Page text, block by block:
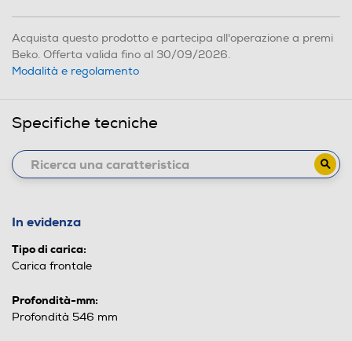
Acquista questo prodotto e partecipa all'operazione a premi
Beko. Offerta valida fino al 30/09/2026.
Modalità e regolamento
Specifiche tecniche
In evidenza
Tipo di carica:
Carica frontale
Profondità-mm:
Profondità 546 mm